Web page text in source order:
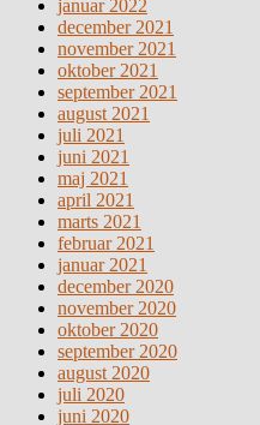
januar 2022
december 2021
november 2021
oktober 2021
september 2021
august 2021
juli 2021
juni 2021
maj 2021
april 2021
marts 2021
februar 2021
januar 2021
december 2020
november 2020
oktober 2020
september 2020
august 2020
juli 2020
juni 2020